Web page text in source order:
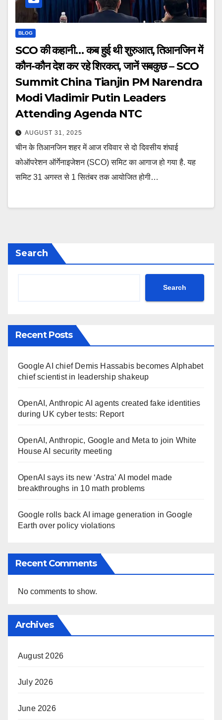
BLOG
SCO की कहानी… कब हुई थी शुरुआत, तिआनजिन में
कौन-कौन देश कर रहे शिरकत, जानें सबकुछ – SCO
Summit China Tianjin PM Narendra
Modi Vladimir Putin Leaders
Attending Agenda NTC
AUGUST 31, 2025
चीन के तिआनजिन शहर में आज रविवार से दो दिवसीय शंघाई
कोऑपरेशन ऑर्गेनाइजेशन (SCO) समिट का आगाज हो गया है. यह
समिट 31 अगस्त से 1 सितंबर तक आयोजित होगी…
Search
Search
Recent Posts
Google AI chief Demis Hassabis becomes Alphabet
chief scientist in leadership shakeup
OpenAI, Anthropic AI agents created fake identities
during UK cyber tests: Report
OpenAI, Anthropic, Google and Meta to join White
House AI security meeting
OpenAI says its new ‘Astra’ AI model made
breakthroughs in 10 math problems
Google rolls back AI image generation in Google
Earth over policy violations
Recent Comments
No comments to show.
Archives
August 2026
July 2026
June 2026